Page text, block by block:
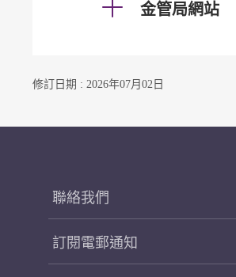
金管局網站
修訂日期 : 2026年07月02日
聯絡我們
訂閱電郵通知